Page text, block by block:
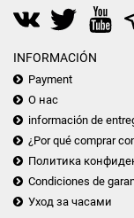
INFORMACIÓN
Payment
О нас
información de
¿Por qué comprar
Политика
Condiciones de
Уход за часами